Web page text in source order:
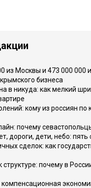
из Москвы и 473 000 000
бизнеса
в никуда: как мелкий
кому из россиян по
почему
дороги, дети, небо:
сделок: как
структуре: почему в
компенсационная